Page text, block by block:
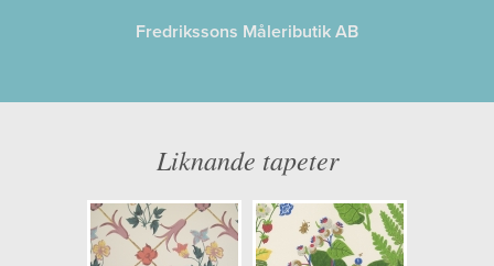
Opacitet: Hög
Mönsterhöjd: 0,53
Artikelnummer: 7693
Fredrikssons Måleributik AB
Liknande tapeter